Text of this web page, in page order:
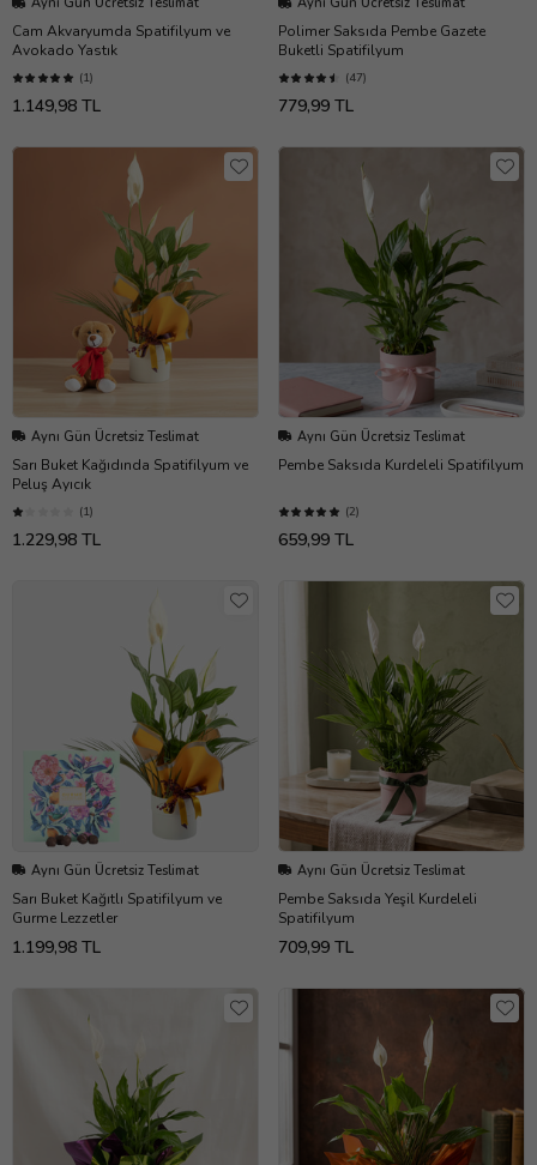
Cam Akvaryumda Spatifilyum ve
Avokado Yastık
(1)
1.149,98 TL
Polimer Saksıda Pembe Gazete
Buketli Spatifilyum
(47)
779,99 TL
Aynı Gün Ücretsiz Teslimat
Sarı Buket Kağıdında Spatifilyum ve
Peluş Ayıcık
(1)
1.229,98 TL
Aynı Gün Ücretsiz Teslimat
Pembe Saksıda Kurdeleli Spatifilyum
(2)
659,99 TL
Aynı Gün Ücretsiz Teslimat
Sarı Buket Kağıtlı Spatifilyum ve
Gurme Lezzetler
1.199,98 TL
Aynı Gün Ücretsiz Teslimat
Pembe Saksıda Yeşil Kurdeleli
Spatifilyum
709,99 TL